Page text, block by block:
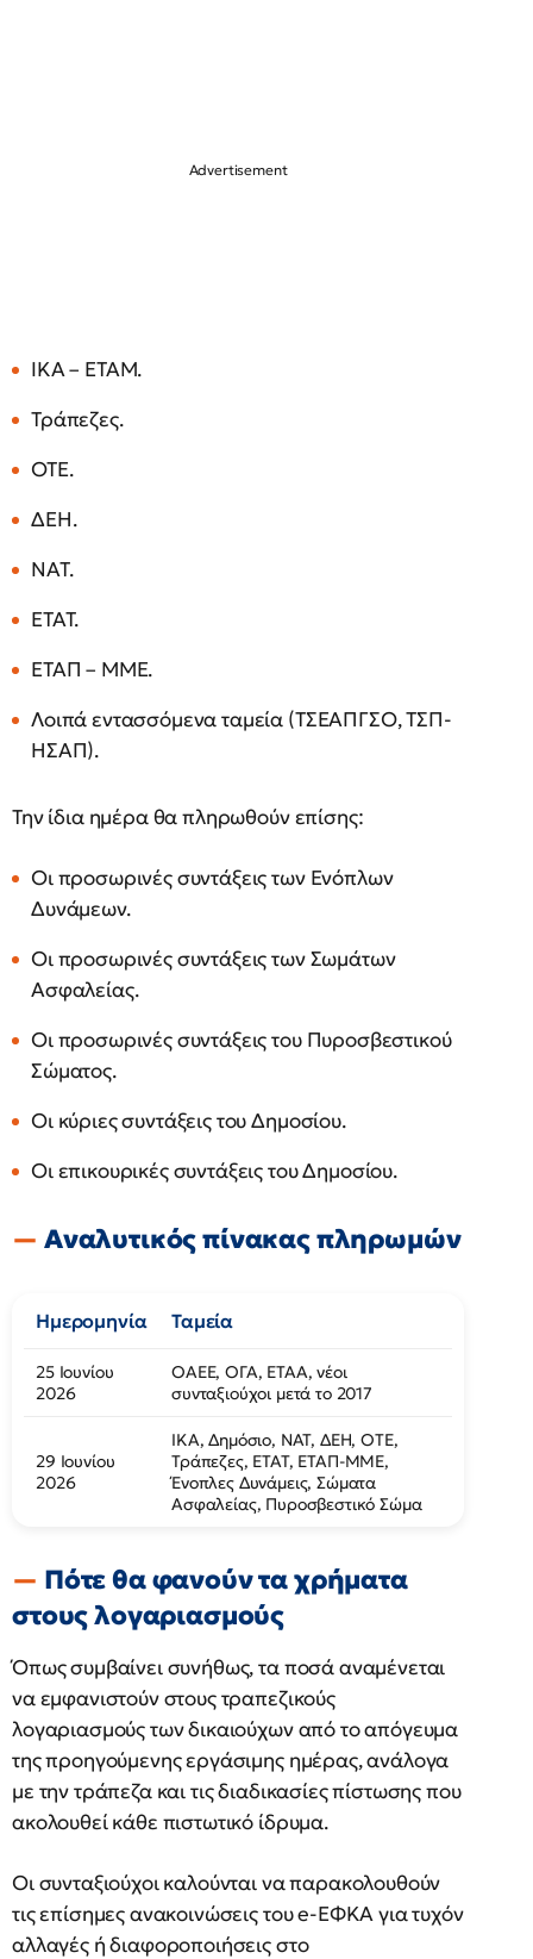
ΙΚΑ – ΕΤΑΜ.
Τράπεζες.
ΟΤΕ.
ΔΕΗ.
ΝΑΤ.
ΕΤΑΤ.
ΕΤΑΠ – ΜΜΕ.
Λοιπά εντασσόμενα ταμεία (ΤΣΕΑΠΓΣΟ, ΤΣΠ-
ΗΣΑΠ).
Την ίδια ημέρα θα πληρωθούν επίσης:
Οι προσωρινές συντάξεις των Ενόπλων
Δυνάμεων.
Οι προσωρινές συντάξεις των Σωμάτων
Ασφαλείας.
Οι προσωρινές συντάξεις του Πυροσβεστικού
Σώματος.
Οι κύριες συντάξεις του Δημοσίου.
Οι επικουρικές συντάξεις του Δημοσίου.
Αναλυτικός πίνακας πληρωμών
Ημερομηνία Ταμεία
25 Ιουνίου
2026
ΟΑΕΕ, ΟΓΑ, ΕΤΑΑ, νέοι
συνταξιούχοι μετά το 2017
29 Ιουνίου
2026
ΙΚΑ, Δημόσιο, ΝΑΤ, ΔΕΗ, ΟΤΕ,
Τράπεζες, ΕΤΑΤ, ΕΤΑΠ-ΜΜΕ,
Ένοπλες Δυνάμεις, Σώματα
Ασφαλείας, Πυροσβεστικό Σώμα
Πότε θα φανούν τα χρήματα
στους λογαριασμούς
Όπως συμβαίνει συνήθως, τα ποσά αναμένεται
να εμφανιστούν στους τραπεζικούς
λογαριασμούς των δικαιούχων από το απόγευμα
της προηγούμενης εργάσιμης ημέρας, ανάλογα
με την τράπεζα και τις διαδικασίες πίστωσης που
ακολουθεί κάθε πιστωτικό ίδρυμα.
Οι συνταξιούχοι καλούνται να παρακολουθούν
τις επίσημες ανακοινώσεις του e-ΕΦΚΑ για τυχόν
αλλαγές ή διαφοροποιήσεις στο